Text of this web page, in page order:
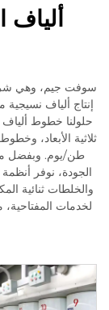
طن/يوم. وبفضل
الجودة، نوفر أنظمة
والخلطات ثنائية
لخدمات